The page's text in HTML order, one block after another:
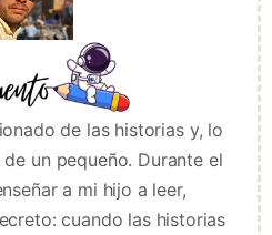
de las historias y, lo
un pequeño. Durante el
a mi hijo a leer,
cuando las historias